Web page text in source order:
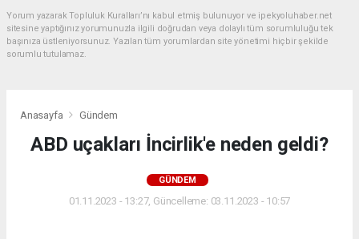
Yorum yazarak Topluluk Kuralları’nı kabul etmiş bulunuyor ve ipekyoluhaber.net
sitesine yaptığınız yorumunuzla ilgili doğrudan veya dolaylı tüm sorumluluğu tek
başınıza üstleniyorsunuz. Yazılan tüm yorumlardan site yönetimi hiçbir şekilde
sorumlu tutulamaz.
Anasayfa Gündem
ABD uçakları İncirlik'e neden geldi?
GÜNDEM
01.11.2023 - 13:27, Güncelleme: 03.11.2023 - 10:57